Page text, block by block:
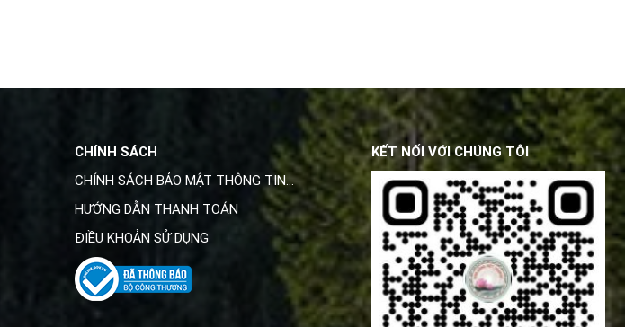
CHÍNH SÁCH
CHÍNH SÁCH BẢO MẬT THÔNG TIN
KHÁCH HÀNG
HƯỚNG DẪN THANH TOÁN
ĐIỀU KHOẢN SỬ DỤNG
KẾT NỐI VỚI CHÚNG TÔI